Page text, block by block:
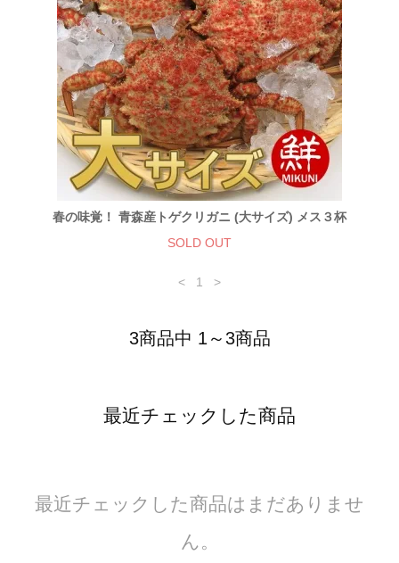
春の味覚！ 青森産トゲクリガニ (大サイズ) メス３杯
SOLD OUT
< 1 >
3商品中 1～3商品
最近チェックした商品
最近チェックした商品はまだありませ
ん。